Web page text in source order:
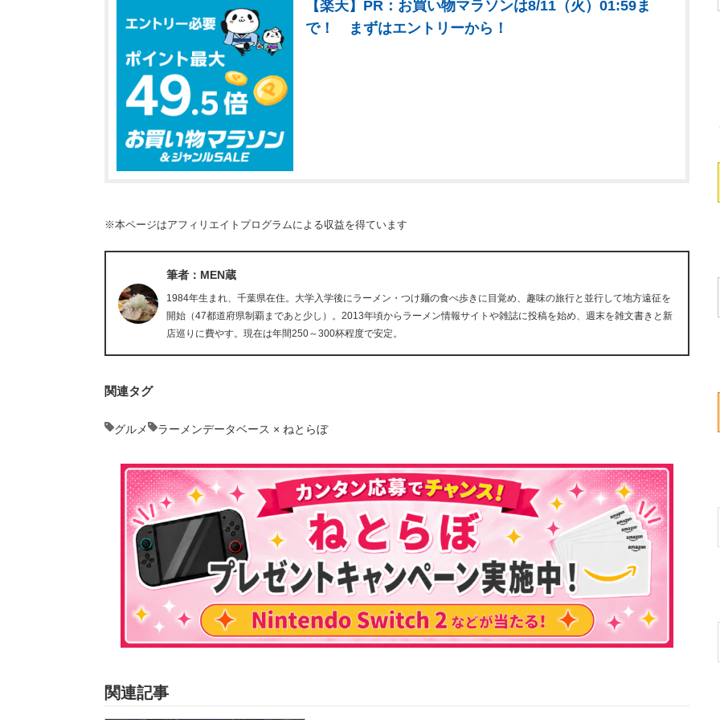
【楽天】PR：お買い物マラソンは8/11（火）01:59ま
で！ まずはエントリーから！
※本ページはアフィリエイトプログラムによる収益を得ています
筆者：MEN蔵
1984年生まれ、千葉県在住。大学入学後にラーメン・つけ麺の食べ歩きに目覚め、趣味の旅行と並行して地方遠征を
開始（47都道府県制覇まであと少し）。2013年頃からラーメン情報サイトや雑誌に投稿を始め、週末を雑文書きと新
店巡りに費やす。現在は年間250～300杯程度で安定。
関連タグ
グルメ ラーメンデータベース × ねとらぼ
関連記事